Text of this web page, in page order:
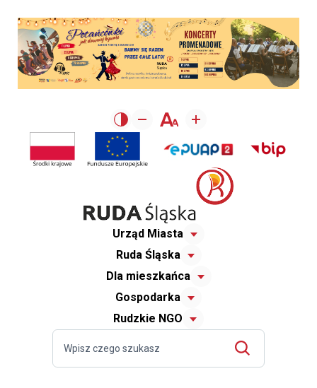
Urząd Miasta
Ruda Śląska
Dla mieszkańca
Gospodarka
Rudzkie NGO